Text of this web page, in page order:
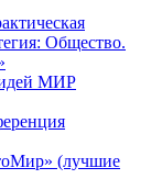
Общество.
идей МИР
(лучшие